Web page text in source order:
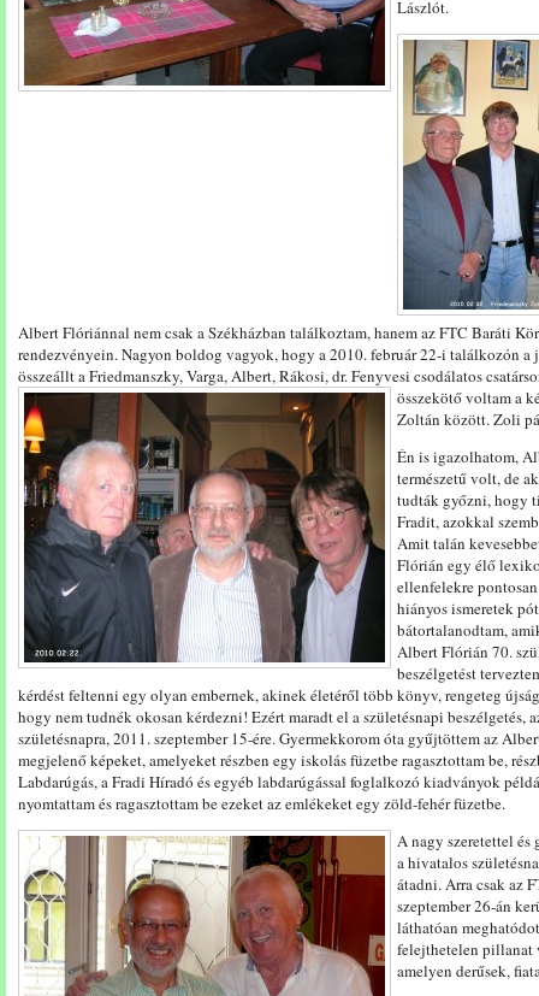
Lászlót.
Albert Flóriánnal nem csak a Székházban találkoztam, hanem az FTC Baráti
rendezvényein. Nagyon boldog vagyok, hogy a 2010. február 22-i találkozón a
összeállt a Friedmanszky, Varga, Albert, Rákosi, dr. Fenyvesi csodálatos
összekötő voltam a
Zoltán között. Zoli
Én is igazolhatom,
természetű volt, de
tudták győzni, hogy
Fradit, azokkal
Amit talán
Flórián egy élő
ellenfelekre
hiányos ismeretek
bátortalanodtam,
Albert Flórián 70.
beszélgetést
kérdést feltenni egy olyan embernek, akinek életéről több könyv, rengeteg
hogy nem tudnék okosan kérdezni! Ezért maradt el a születésnapi beszélgetés,
születésnapra, 2011. szeptember 15-ére. Gyermekkorom óta gyűjtöttem az
megjelenő képeket, amelyeket részben egy iskolás füzetbe ragasztottam be,
Labdarúgás, a Fradi Híradó és egyéb labdarúgással foglalkozó kiadványok
nyomtattam és ragasztottam be ezeket az emlékeket egy zöld-fehér füzetbe.
A nagy szeretettel
a hivatalos
átadni. Arra csak az
szeptember 26-án
láthatóan
felejthetelen pillanat
amelyen derűsek,